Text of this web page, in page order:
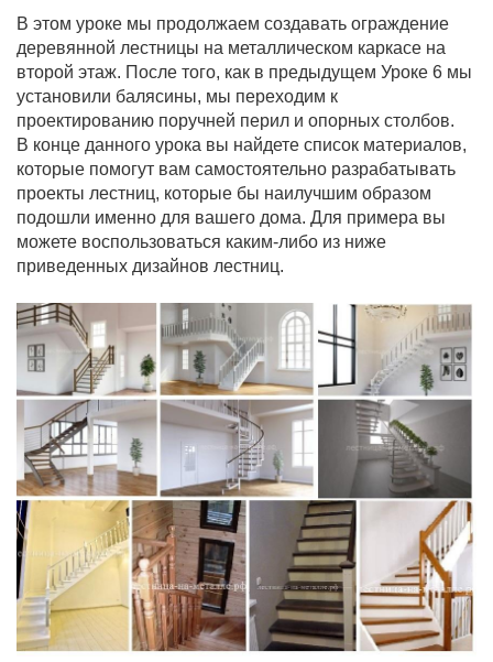
В этом уроке мы продолжаем создавать ограждение
деревянной лестницы на металлическом каркасе на
второй этаж. После того, как в предыдущем Уроке 6 мы
установили балясины, мы переходим к
проектированию поручней перил и опорных столбов.
В конце данного урока вы найдете список материалов,
которые помогут вам самостоятельно разрабатывать
проекты лестниц, которые бы наилучшим образом
подошли именно для вашего дома. Для примера вы
можете воспользоваться каким-либо из ниже
приведенных дизайнов лестниц.